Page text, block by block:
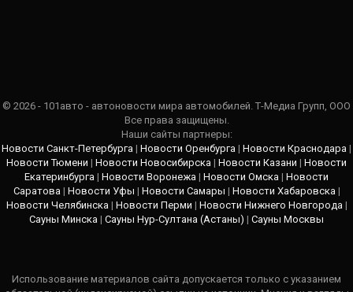
© 2026 - 101авто - автоновости мира автомобилей. Т-Медиа Групп, ООО
Все права защищены.
Наши сайты партнеры:
Новости Санкт-Петербурга | Новости Оренбурга | Новости Краснодара |
Новости Тюмени | Новости Новосибирска | Новости Казани | Новости
Екатеринбурга | Новости Воронежа | Новости Омска | Новости
Саратова| Новости Уфы | Новости Самары | Новости Хабаровска|
Новости Челябинска| Новости Перми | Новости Нижнего Новгорода|
Сауны Минска | Сауны Нур-Султана (Астаны) | Сауны Москвы
Использование материалов сайта допускается только с указанием